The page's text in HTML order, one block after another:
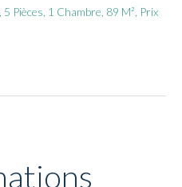
Pièces, 1 Chambre, 89 M², Prix